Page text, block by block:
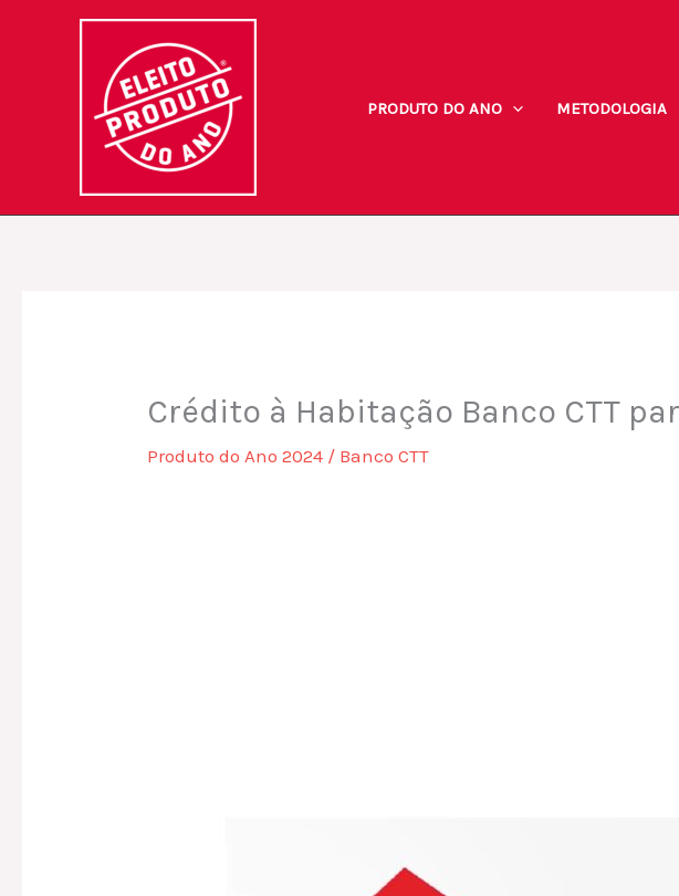
PRODUTO DO ANO METODOLOGIA
Crédito à Habitação Banco CTT
Produto do Ano 2024 / Banco CTT